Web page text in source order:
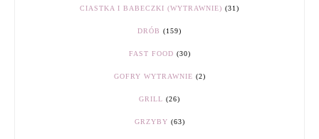
CIASTKA I BABECZKI (WYTRAWNIE) (31)
DRÓB (159)
FAST FOOD (30)
GOFRY WYTRAWNIE (2)
GRILL (26)
GRZYBY (63)